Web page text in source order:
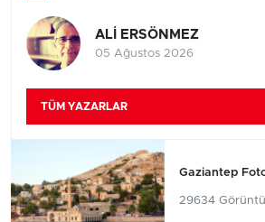
ALİ ERSÖNMEZ
05 Ağustos 2026
TÜM YAZARLAR
Gaziantep
29634